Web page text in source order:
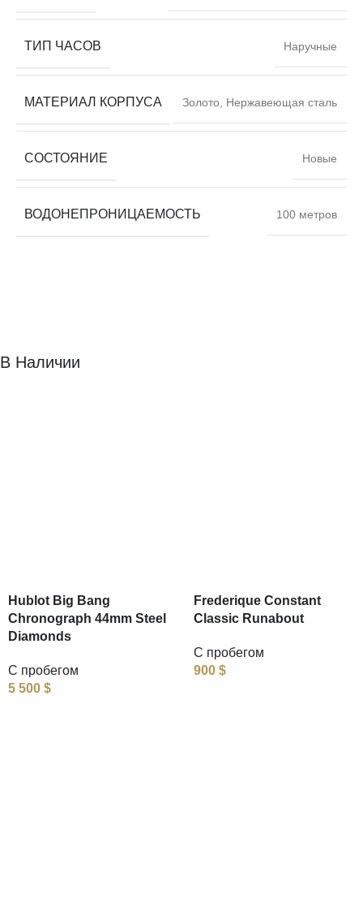
ТИП ЧАСОВ Наручные
МАТЕРИАЛ КОРПУСА Золото, Нержавеющая сталь
СОСТОЯНИЕ Новые
ВОДОНЕПРОНИЦАЕМОСТЬ 100 метров
В Наличии
Hublot Big Bang
Chronograph 44mm Steel
Diamonds
С пробегом
5 500 $
Frederique Constant
Classic Runabout
С пробегом
900 $